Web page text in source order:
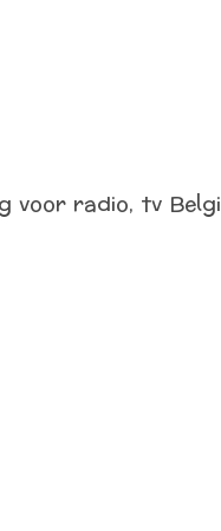
voor radio, tv